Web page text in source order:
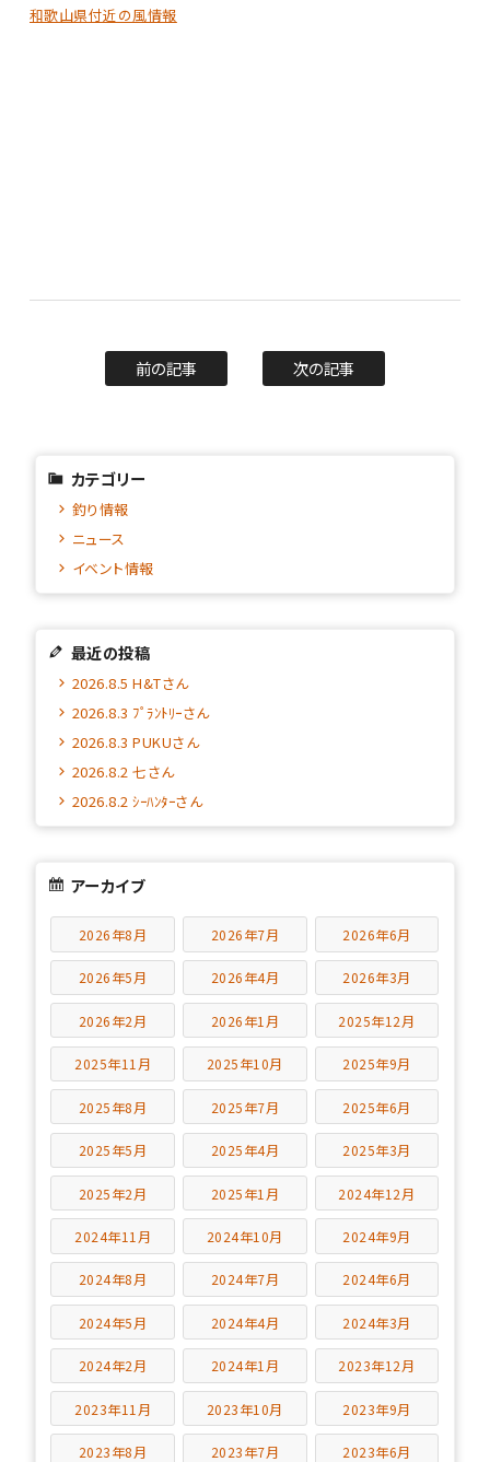
和歌山県付近の風情報
前の記事 次の記事
カテゴリー
釣り情報
ニュース
イベント情報
最近の投稿
2026.8.5 H&Tさん
2026.8.3 ﾌﾟﾗﾝﾄﾘｰさん
2026.8.3 PUKUさん
2026.8.2 七さん
2026.8.2 ｼｰﾊﾝﾀｰさん
アーカイブ
2026年8月 2026年7月 2026年6月
2026年5月 2026年4月 2026年3月
2026年2月 2026年1月 2025年12月
2025年11月 2025年10月 2025年9月
2025年8月 2025年7月 2025年6月
2025年5月 2025年4月 2025年3月
2025年2月 2025年1月 2024年12月
2024年11月 2024年10月 2024年9月
2024年8月 2024年7月 2024年6月
2024年5月 2024年4月 2024年3月
2024年2月 2024年1月 2023年12月
2023年11月 2023年10月 2023年9月
2023年8月 2023年7月 2023年6月